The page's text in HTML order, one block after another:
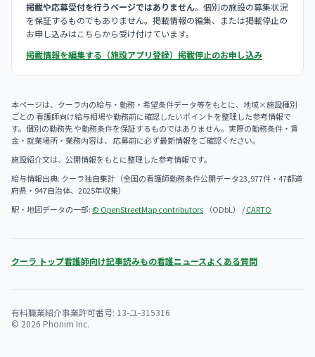
掲載や応募受付を行うページではありません。個別の施設の募集状況
を保証するものでもありません。掲載情報の編集、または掲載停止の
お申し込みはこちらから受け付けています。
掲載情報を編集する（施設アプリ登録） 掲載停止のお申し込み
本ページは、クーラ内の給与・勤務・希望条件データ等をもとに、地域×施設種別
ごとの 看護師向け給与相場や勤務前に確認したいポイントを整理した参考情報で
す。個別の勤務先 や勤務条件を保証するものではありません。実際の勤務条件・賃
金・就業場所・業務内容は、 応募前に必ず最新情報をご確認ください。
施設紹介文は、公開情報をもとに整理した参考情報です。
給与情報出典: クーラ独自集計（全国の看護師勤務条件公開データ23,977件・47都道
府県・947自治体、2025年収集）
駅・地図データの一部: © OpenStreetMap contributors （ODbL） /CARTO
クーラ トップ看護師向け記事読みもの看護ニュースよくある質問
有料職業紹介事業許可番号: 13-ユ-315316
© 2026 Phonim Inc.